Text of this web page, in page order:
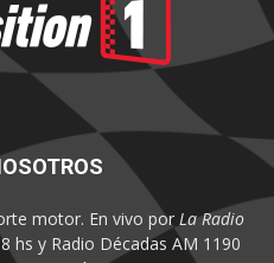
motor. En vivo por La Radio
hs y Radio Décadas AM 1190